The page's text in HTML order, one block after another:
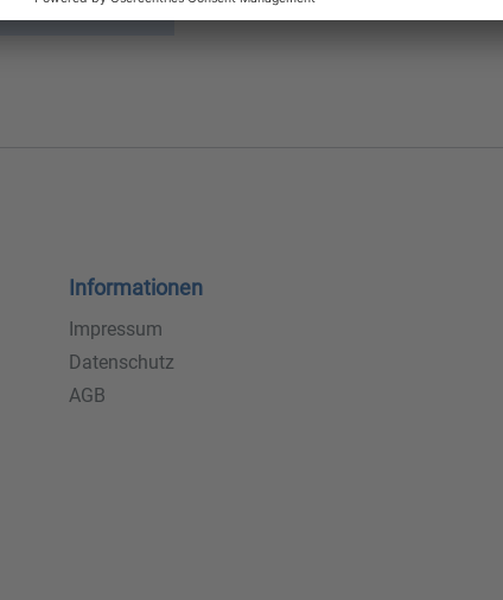
Informationen
Impressum
Datenschutz
AGB